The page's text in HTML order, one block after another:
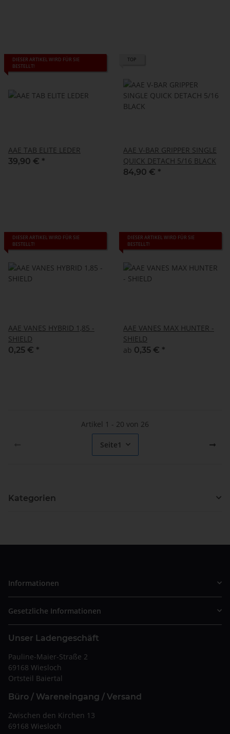
DIESER ARTIKEL WIRD FÜR SIE
BESTELLT!
AAE TAB ELITE LEDER
39,90 € *
TOP
AAE V-BAR GRIPPER SINGLE
QUICK DETACH 5/16 BLACK
84,90 € *
DIESER ARTIKEL WIRD FÜR SIE
BESTELLT!
AAE VANES HYBRID 1,85 -
SHIELD
0,25 € *
DIESER ARTIKEL WIRD FÜR SIE
BESTELLT!
AAE VANES MAX HUNTER -
SHIELD
ab 0,35 € *
Artikel 1 - 20 von 26
Seite1
Kategorien
Informationen
Gesetzliche Informationen
Unser Ladengeschäft
Pauline-Maier-Straße 2
69168 Wiesloch
Ortsteil Baiertal
Büro / Wareneingang / Versand
Zwischen den Kirchen 13
69168 Wiesloch